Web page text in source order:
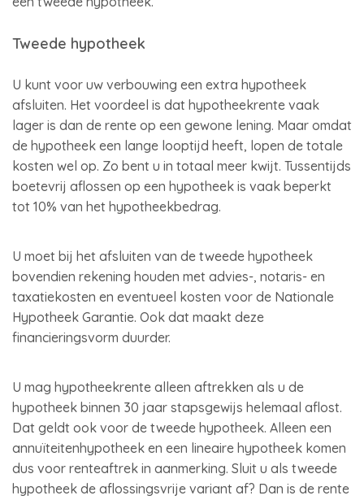
Tweede hypotheek
U kunt voor uw verbouwing een extra hypotheek
afsluiten. Het voordeel is dat hypotheekrente vaak
lager is dan de rente op een gewone lening. Maar omdat
de hypotheek een lange looptijd heeft, lopen de totale
kosten wel op. Zo bent u in totaal meer kwijt. Tussentijds
boetevrij aflossen op een hypotheek is vaak beperkt
tot 10% van het hypotheekbedrag.
U moet bij het afsluiten van de tweede hypotheek
bovendien rekening houden met advies-, notaris- en
taxatiekosten en eventueel kosten voor de Nationale
Hypotheek Garantie. Ook dat maakt deze
financieringsvorm duurder.
U mag hypotheekrente alleen aftrekken als u de
hypotheek binnen 30 jaar stapsgewijs helemaal aflost.
Dat geldt ook voor de tweede hypotheek. Alleen een
annuïteitenhypotheek en een lineaire hypotheek komen
dus voor renteaftrek in aanmerking. Sluit u als tweede
hypotheek de aflossingsvrije variant af? Dan is de rente